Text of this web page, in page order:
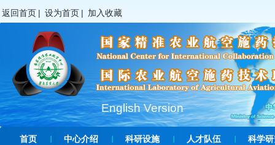
返回首页 | 设为首页 | 加入收藏
English Version
首页 中心介绍 科研设施 人才队伍 科学